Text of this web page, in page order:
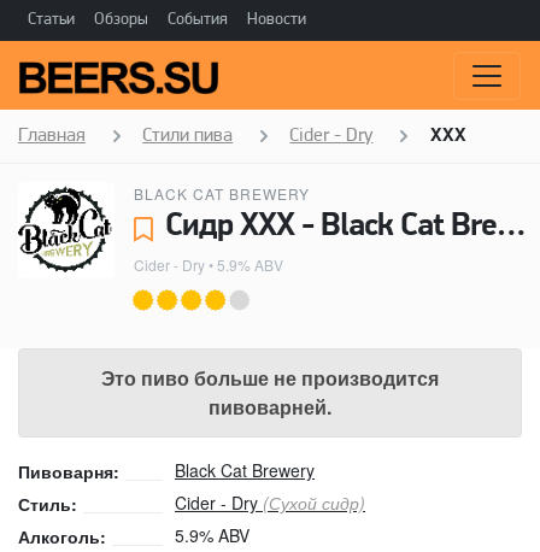
Статьи Обзоры События Новости
Главная Стили пива Cider - Dry XXX
BLACK CAT BREWERY
Сидр XXX - Black Cat Brewery
Cider - Dry• 5.9% ABV
Это пиво больше не производится
пивоварней.
Пивоварня:
Black Cat Brewery
Стиль:
Cider - Dry (Сухой сидр)
Алкоголь:
5.9% ABV